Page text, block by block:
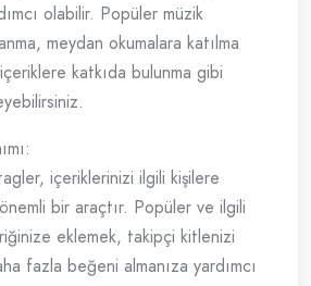
olabilir. Popüler müzik
meydan okumalara katılma
katkıda bulunma gibi
içeriklerinizi ilgili kişilere
bir araçtır. Popüler ve ilgili
eklemek, takipçi kitlenizi
fazla beğeni almanıza yardımcı